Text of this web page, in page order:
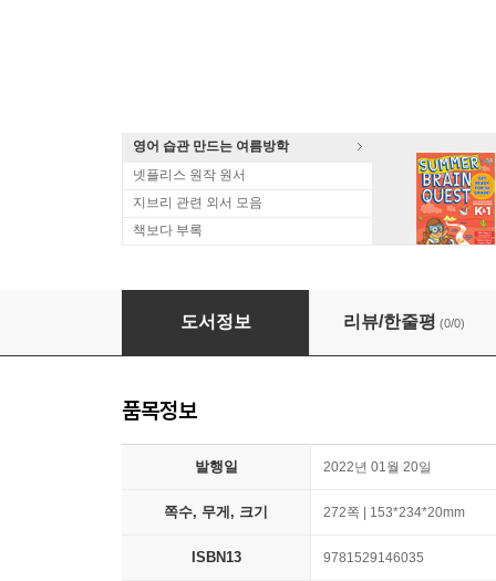
영어 습관 만드는 여름방학
넷플리스 원작 원서
지브리 관련 외서 모음
책보다 부록
Jerks at Work
도서정보 리뷰/한줄평 (0/0)
품목정보
발행일 2022년 01월 20일
쪽수, 무게, 크기 272쪽 | 153*234*20mm
ISBN13 9781529146035